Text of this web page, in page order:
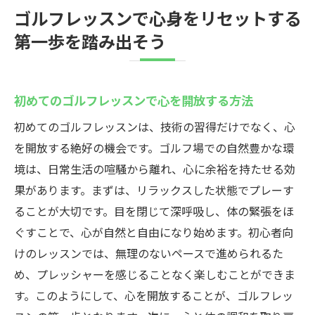
ゴルフレッスンでリフレッシュを実感する
瞬間
心を整えるためのゴルフレッスンの準備
ゴルフレッスンが提供する新たなスタート
スを整える
自然の中で心の安らぎを見つけるゴルフレ
ゴルフレッスンが育む自然との一体感
自然環境がもたらす心の回復効果
ゴルフレッスンで自然の中に身を置く喜び
自然の力を借りた心のバランスの整え方
自然との対話が生むゴルフレッスンの魅力
ゴルフレッスンで心身をリセットする
第一歩を踏み出そう
初めてのゴルフレッスンで心を開放する方法
初めてのゴルフレッスンは、技術の習得だけでなく、心
を開放する絶好の機会です。ゴルフ場での自然豊かな環
境は、日常生活の喧騒から離れ、心に余裕を持たせる効
果があります。まずは、リラックスした状態でプレーす
ることが大切です。目を閉じて深呼吸し、体の緊張をほ
ぐすことで、心が自然と自由になり始めます。初心者向
けのレッスンでは、無理のないペースで進められるた
め、プレッシャーを感じることなく楽しむことができま
す。このようにして、心を開放することが、ゴルフレッ